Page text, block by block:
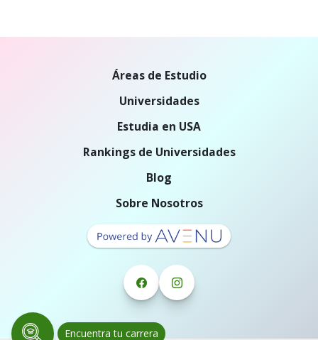
Encuentra tu carrera
Áreas de Estudio
Universidades
Estudia en USA
Rankings de Universidades
Blog
Sobre Nosotros